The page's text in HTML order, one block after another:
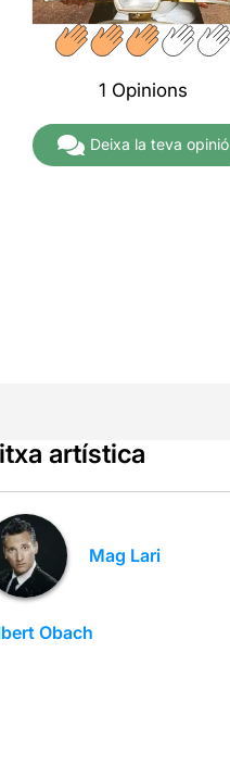
1 Opinions
Deixa la teva opinió
artística
Mag Lari
Obach